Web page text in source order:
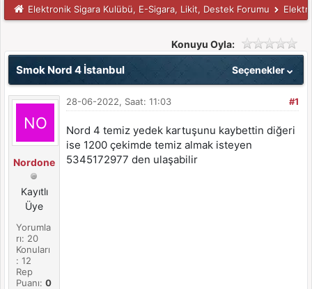
Elektronik Sigara Kulübü, E-Sigara, Likit, Destek Forumu
Konuyu Oyla:
Seçenekler
Smok Nord 4 İstanbul
Nordone
Kayıtlı
Üye
Yorumla
rı: 20
Konuları
: 12
Rep
Puanı:0
#1
28-06-2022, Saat: 11:03
Nord 4 temiz yedek kartuşunu kaybettin diğeri
ise 1200 çekimde temiz almak isteyen
5345172977 den ulaşabilir